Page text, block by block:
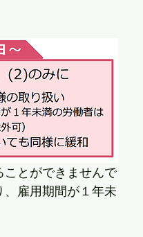
とができませんで
雇用期間が１年未